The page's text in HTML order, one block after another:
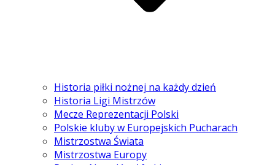
Historia piłki nożnej na każdy dzień
Historia Ligi Mistrzów
Mecze Reprezentacji Polski
Polskie kluby w Europejskich Pucharach
Mistrzostwa Świata
Mistrzostwa Europy